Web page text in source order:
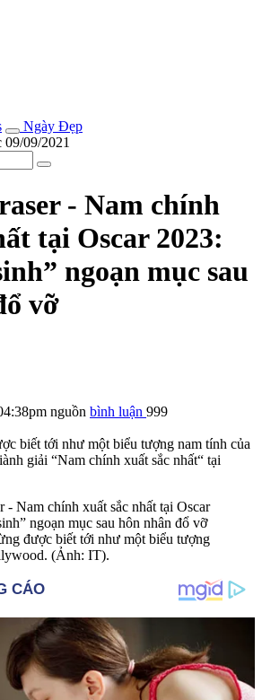
Ngày Đẹp
09/2021
- Nam chính
tại Oscar 2023:
ngoạn mục sau
vỡ
nguồn bình luận 999
biết tới như một biểu tượng nam tính của
giải “Nam chính xuất sắc nhất“ tại
được biết tới như một biểu tượng
(Ảnh: IT).